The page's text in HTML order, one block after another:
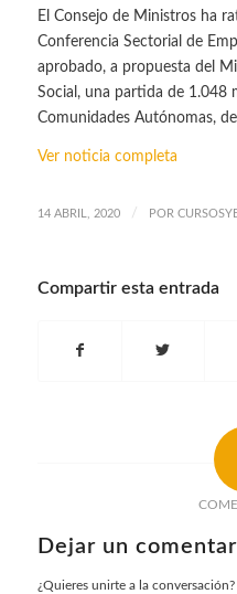
El Consejo de Ministros ha
Conferencia Sectorial de
aprobado, a propuesta del
Social, una partida de 1.048
Comunidades Autónomas,
Ver noticia completa
14 ABRIL, 2020 / POR
Compartir esta entrada
Dejar un
¿Quieres unirte a la conversación?